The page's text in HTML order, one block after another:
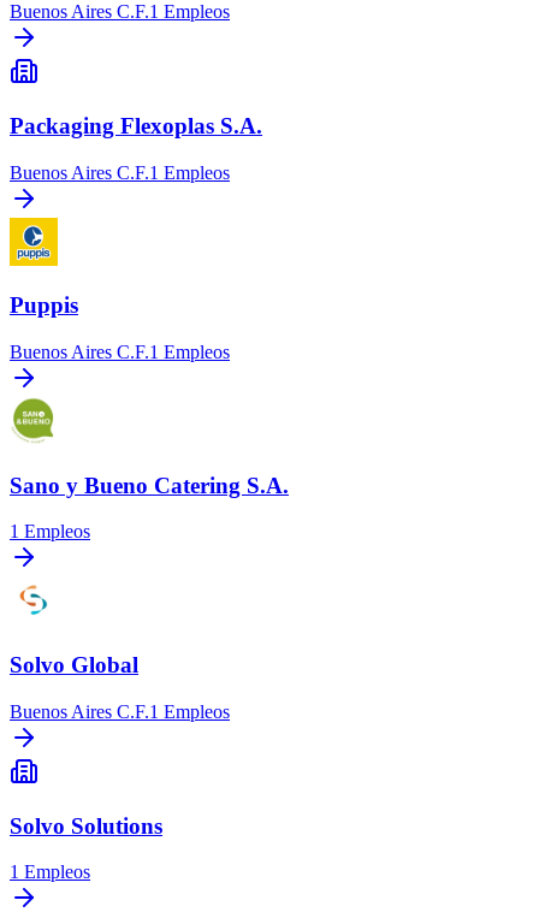
Buenos Aires C.F.1 Empleos
Packaging Flexoplas S.A.
Buenos Aires C.F.1 Empleos
Puppis
Buenos Aires C.F.1 Empleos
Sano y Bueno Catering S.A.
1 Empleos
Solvo Global
Buenos Aires C.F.1 Empleos
Solvo Solutions
1 Empleos